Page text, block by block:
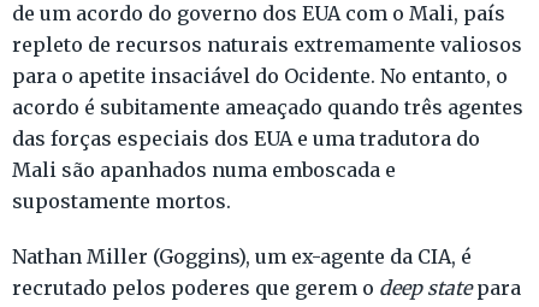
de um acordo do governo dos EUA com o Mali, país
repleto de recursos naturais extremamente valiosos
para o apetite insaciável do Ocidente. No entanto, o
acordo é subitamente ameaçado quando três agentes
das forças especiais dos EUA e uma tradutora do
Mali são apanhados numa emboscada e
supostamente mortos.
Nathan Miller (Goggins), um ex-agente da CIA, é
recrutado pelos poderes que gerem o deep statepara